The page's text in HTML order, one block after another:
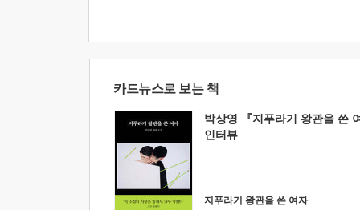
카드뉴스로 보는 책
박상영 『지푸라기 왕관을 쓴
인터뷰
지푸라기 왕관을 쓴 여자